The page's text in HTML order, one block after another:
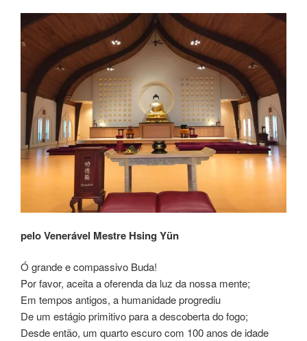
pelo Venerável Mestre Hsing Yün
Ó grande e compassivo Buda!
Por favor, aceita a oferenda da luz da nossa mente;
Em tempos antigos, a humanidade progrediu
De um estágio primitivo para a descoberta do fogo;
Desde então, um quarto escuro com 100 anos de idade